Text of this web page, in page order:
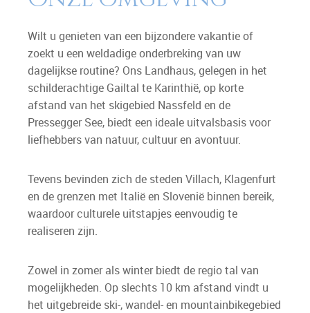
Wilt u genieten van een bijzondere vakantie of
zoekt u een weldadige onderbreking van uw
dagelijkse routine? Ons Landhaus, gelegen in het
schilderachtige Gailtal te Karinthië, op korte
afstand van het skigebied Nassfeld en de
Pressegger See, biedt een ideale uitvalsbasis voor
liefhebbers van natuur, cultuur en avontuur.
Tevens bevinden zich de steden Villach, Klagenfurt
en de grenzen met Italië en Slovenië binnen bereik,
waardoor culturele uitstapjes eenvoudig te
realiseren zijn.
Zowel in zomer als winter biedt de regio tal van
mogelijkheden. Op slechts 10 km afstand vindt u
het uitgebreide ski-, wandel- en mountainbikegebied